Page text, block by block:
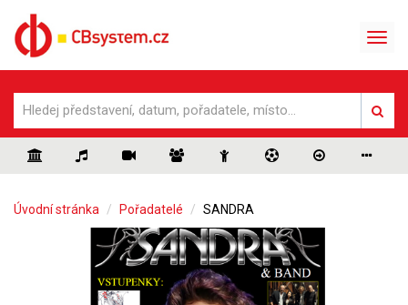
Úvodní stránka Pořadatelé SANDRA